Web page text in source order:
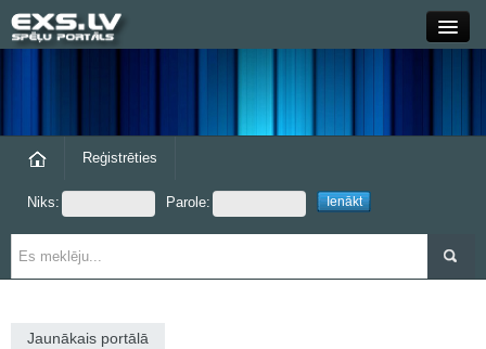
Grupas
Reģistrēties
Niks: Parole:
Jaunākais portālā